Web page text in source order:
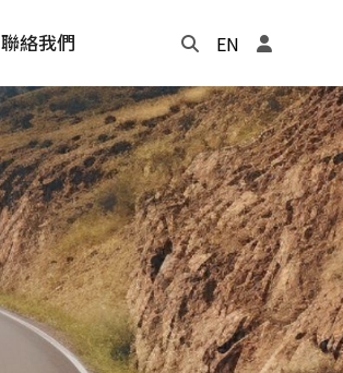
年度記事本
聯絡我們 EN